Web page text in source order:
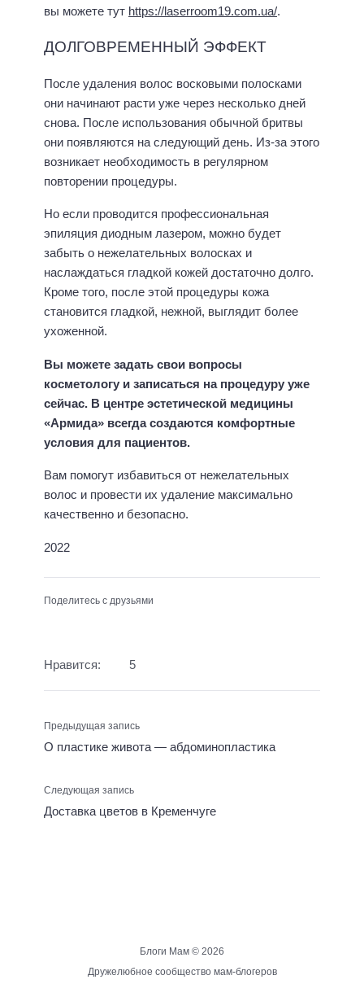
вы можете тут https://laserroom19.com.ua/.
ДОЛГОВРЕМЕННЫЙ ЭФФЕКТ
После удаления волос восковыми полосками
они начинают расти уже через несколько дней
снова. После использования обычной бритвы
они появляются на следующий день. Из-за этого
возникает необходимость в регулярном
повторении процедуры.
Но если проводится профессиональная
эпиляция диодным лазером, можно будет
забыть о нежелательных волосках и
наслаждаться гладкой кожей достаточно долго.
Кроме того, после этой процедуры кожа
становится гладкой, нежной, выглядит более
ухоженной.
Вы можете задать свои вопросы
косметологу и записаться на процедуру уже
сейчас. В центре эстетической медицины
«Армида» всегда создаются комфортные
условия для пациентов.
Вам помогут избавиться от нежелательных
волос и провести их удаление максимально
качественно и безопасно.
2022
Поделитесь с друзьями
Нравится: 5
Предыдущая запись
О пластике живота — абдоминопластика
Следующая запись
Доставка цветов в Кременчуге
Блоги Мам © 2026
Дружелюбное сообщество мам-блогеров